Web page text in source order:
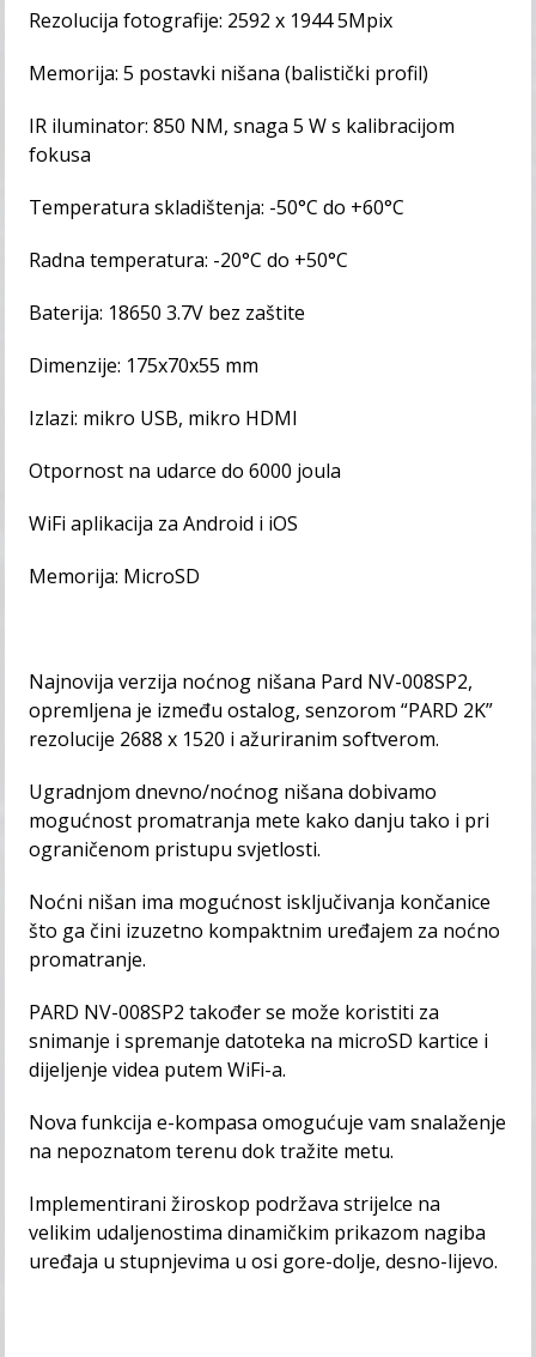
Rezolucija fotografije: 2592 x 1944 5Mpix
Memorija: 5 postavki nišana (balistički profil)
IR iluminator: 850 NM, snaga 5 W s kalibracijom
fokusa
Temperatura skladištenja: -50°C do +60°C
Radna temperatura: -20°C do +50°C
Baterija: 18650 3.7V bez zaštite
Dimenzije: 175x70x55 mm
Izlazi: mikro USB, mikro HDMI
Otpornost na udarce do 6000 joula
WiFi aplikacija za Android i iOS
Memorija: MicroSD
Najnovija verzija noćnog nišana Pard NV-008SP2,
opremljena je između ostalog, senzorom “PARD 2K”
rezolucije 2688 x 1520 i ažuriranim softverom.
Ugradnjom dnevno/noćnog nišana dobivamo
mogućnost promatranja mete kako danju tako i pri
ograničenom pristupu svjetlosti.
Noćni nišan ima mogućnost isključivanja končanice
što ga čini izuzetno kompaktnim uređajem za noćno
promatranje.
PARD NV-008SP2 također se može koristiti za
snimanje i spremanje datoteka na microSD kartice i
dijeljenje videa putem WiFi-a.
Nova funkcija e-kompasa omogućuje vam snalaženje
na nepoznatom terenu dok tražite metu.
Implementirani žiroskop podržava strijelce na
velikim udaljenostima dinamičkim prikazom nagiba
uređaja u stupnjevima u osi gore-dolje, desno-lijevo.